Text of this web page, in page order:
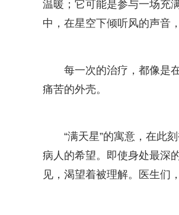
温暖；它可能是参与一场充
中，在星空下倾听风的声音
每一次的治疗，都像是
痛苦的外壳。
“满天星”的寓意，在此
病人的希望。即使身处最深
见，渴望着被理解。医生们